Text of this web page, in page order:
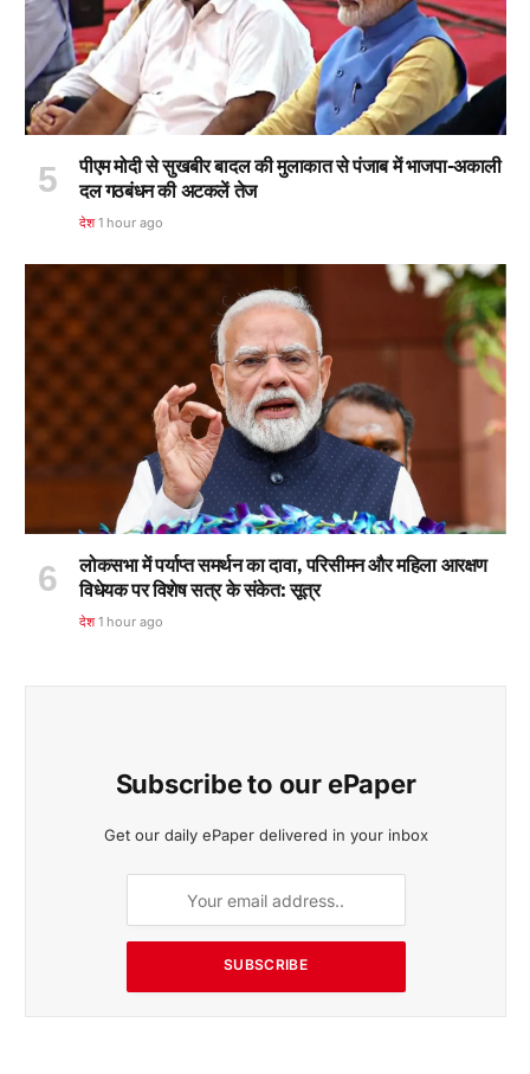
पीएम मोदी से सुखबीर बादल की मुलाकात से पंजाब में भाजपा-अकाली
दल गठबंधन की अटकलें तेज
देश 1 hour ago
लोकसभा में पर्याप्त समर्थन का दावा, परिसीमन और महिला आरक्षण
विधेयक पर विशेष सत्र के संकेत: सूत्र
देश 1 hour ago
Subscribe to our ePaper
Get our daily ePaper delivered in your inbox
SUBSCRIBE